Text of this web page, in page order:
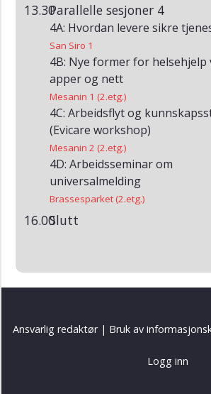
13.30Parallelle sesjoner 4
4A: Hvordan levere sikre
San Siro 1
4B: Nye former for helsehjelp
apper og nett
Mesanin 1 (2.etg.)
4C: Arbeidsflyt og
(Evicare workshop)
Mesanin 2 (2.etg.)
4D: Arbeidsseminar om
universalmelding
Brassesparket (2.etg.)
16.00Slutt
Ansvarlig redaktør| Bruk av
Logg inn